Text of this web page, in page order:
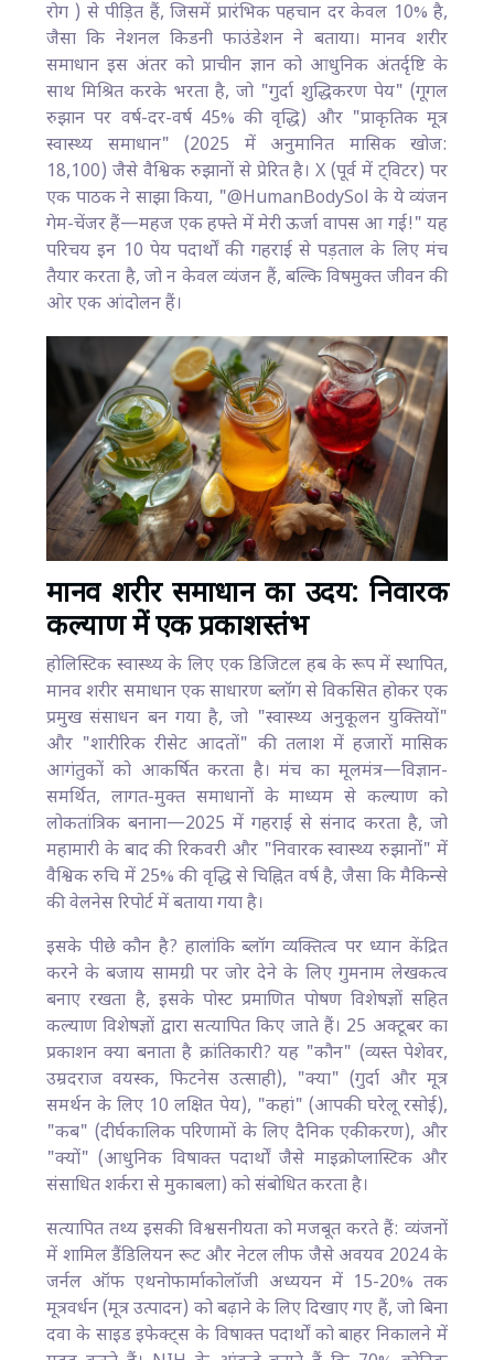
रोग ) से पीड़ित हैं, जिसमें प्रारंभिक पहचान दर केवल 10% है,
जैसा कि नेशनल किडनी फाउंडेशन ने बताया। मानव शरीर
समाधान इस अंतर को प्राचीन ज्ञान को आधुनिक अंतर्दृष्टि के
साथ मिश्रित करके भरता है, जो "गुर्दा शुद्धिकरण पेय" (गूगल
रुझान पर वर्ष-दर-वर्ष 45% की वृद्धि) और "प्राकृतिक मूत्र
स्वास्थ्य समाधान" (2025 में अनुमानित मासिक खोज:
18,100) जैसे वैश्विक रुझानों से प्रेरित है। X (पूर्व में ट्विटर) पर
एक पाठक ने साझा किया, "@HumanBodySol के ये व्यंजन
गेम-चेंजर हैं—महज एक हफ्ते में मेरी ऊर्जा वापस आ गई!" यह
परिचय इन 10 पेय पदार्थों की गहराई से पड़ताल के लिए मंच
तैयार करता है, जो न केवल व्यंजन हैं, बल्कि विषमुक्त जीवन की
ओर एक आंदोलन हैं।
मानव शरीर समाधान का उदय: निवारक
कल्याण में एक प्रकाशस्तंभ
होलिस्टिक स्वास्थ्य के लिए एक डिजिटल हब के रूप में स्थापित,
मानव शरीर समाधान एक साधारण ब्लॉग से विकसित होकर एक
प्रमुख संसाधन बन गया है, जो "स्वास्थ्य अनुकूलन युक्तियों"
और "शारीरिक रीसेट आदतों" की तलाश में हजारों मासिक
आगंतुकों को आकर्षित करता है। मंच का मूलमंत्र—विज्ञान-
समर्थित, लागत-मुक्त समाधानों के माध्यम से कल्याण को
लोकतांत्रिक बनाना—2025 में गहराई से संनाद करता है, जो
महामारी के बाद की रिकवरी और "निवारक स्वास्थ्य रुझानों" में
वैश्विक रुचि में 25% की वृद्धि से चिह्नित वर्ष है, जैसा कि मैकिन्से
की वेलनेस रिपोर्ट में बताया गया है।
इसके पीछे कौन है? हालांकि ब्लॉग व्यक्तित्व पर ध्यान केंद्रित
करने के बजाय सामग्री पर जोर देने के लिए गुमनाम लेखकत्व
बनाए रखता है, इसके पोस्ट प्रमाणित पोषण विशेषज्ञों सहित
कल्याण विशेषज्ञों द्वारा सत्यापित किए जाते हैं। 25 अक्टूबर का
प्रकाशन क्या बनाता है क्रांतिकारी? यह "कौन" (व्यस्त पेशेवर,
उम्रदराज वयस्क, फिटनेस उत्साही), "क्या" (गुर्दा और मूत्र
समर्थन के लिए 10 लक्षित पेय), "कहां" (आपकी घरेलू रसोई),
"कब" (दीर्घकालिक परिणामों के लिए दैनिक एकीकरण), और
"क्यों" (आधुनिक विषाक्त पदार्थों जैसे माइक्रोप्लास्टिक और
संसाधित शर्करा से मुकाबला) को संबोधित करता है।
सत्यापित तथ्य इसकी विश्वसनीयता को मजबूत करते हैं: व्यंजनों
में शामिल डैंडिलियन रूट और नेटल लीफ जैसे अवयव 2024 के
जर्नल ऑफ एथनोफार्माकोलॉजी अध्ययन में 15-20% तक
मूत्रवर्धन (मूत्र उत्पादन) को बढ़ाने के लिए दिखाए गए हैं, जो बिना
दवा के साइड इफेक्ट्स के विषाक्त पदार्थों को बाहर निकालने में